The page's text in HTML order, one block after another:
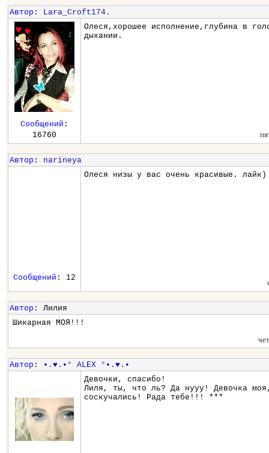
Автор : Lara_Croft174.
Олеся,хорошее исполнение,глубина в
дыхании.
Сообщений :
16760
Автор : narineya
Олеся низы у вас очень красивые. лайк)
Сообщений : 12
Автор : Лилия
Шикарная МОЯ!!!
Автор :
•.♥.•° ALEX °•.♥.•
Девочки, спасибо!
Лиля, ты, что ль? Да нууу! Девочка
соскучались! Рада тебе!!! ***